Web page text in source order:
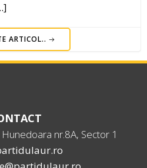
ARTICOL..
nr.8A, Sector 1